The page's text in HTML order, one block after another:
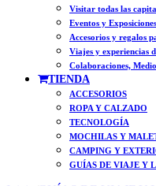
Visitar todas las
Eventos y Exposiciones
Accesorios y regalos
Viajes y experiencias
Colaboraciones,
TIENDA
ACCESORIOS
ROPA Y CALZADO
TECNOLOGÍA
MOCHILAS Y
CAMPING Y
GUÍAS DE VIAJE Y